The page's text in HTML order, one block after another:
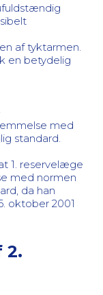
af tyktarmen.
en betydelig
med
standard.
1. reservelæge
med normen
da han
oktober 2001
2.